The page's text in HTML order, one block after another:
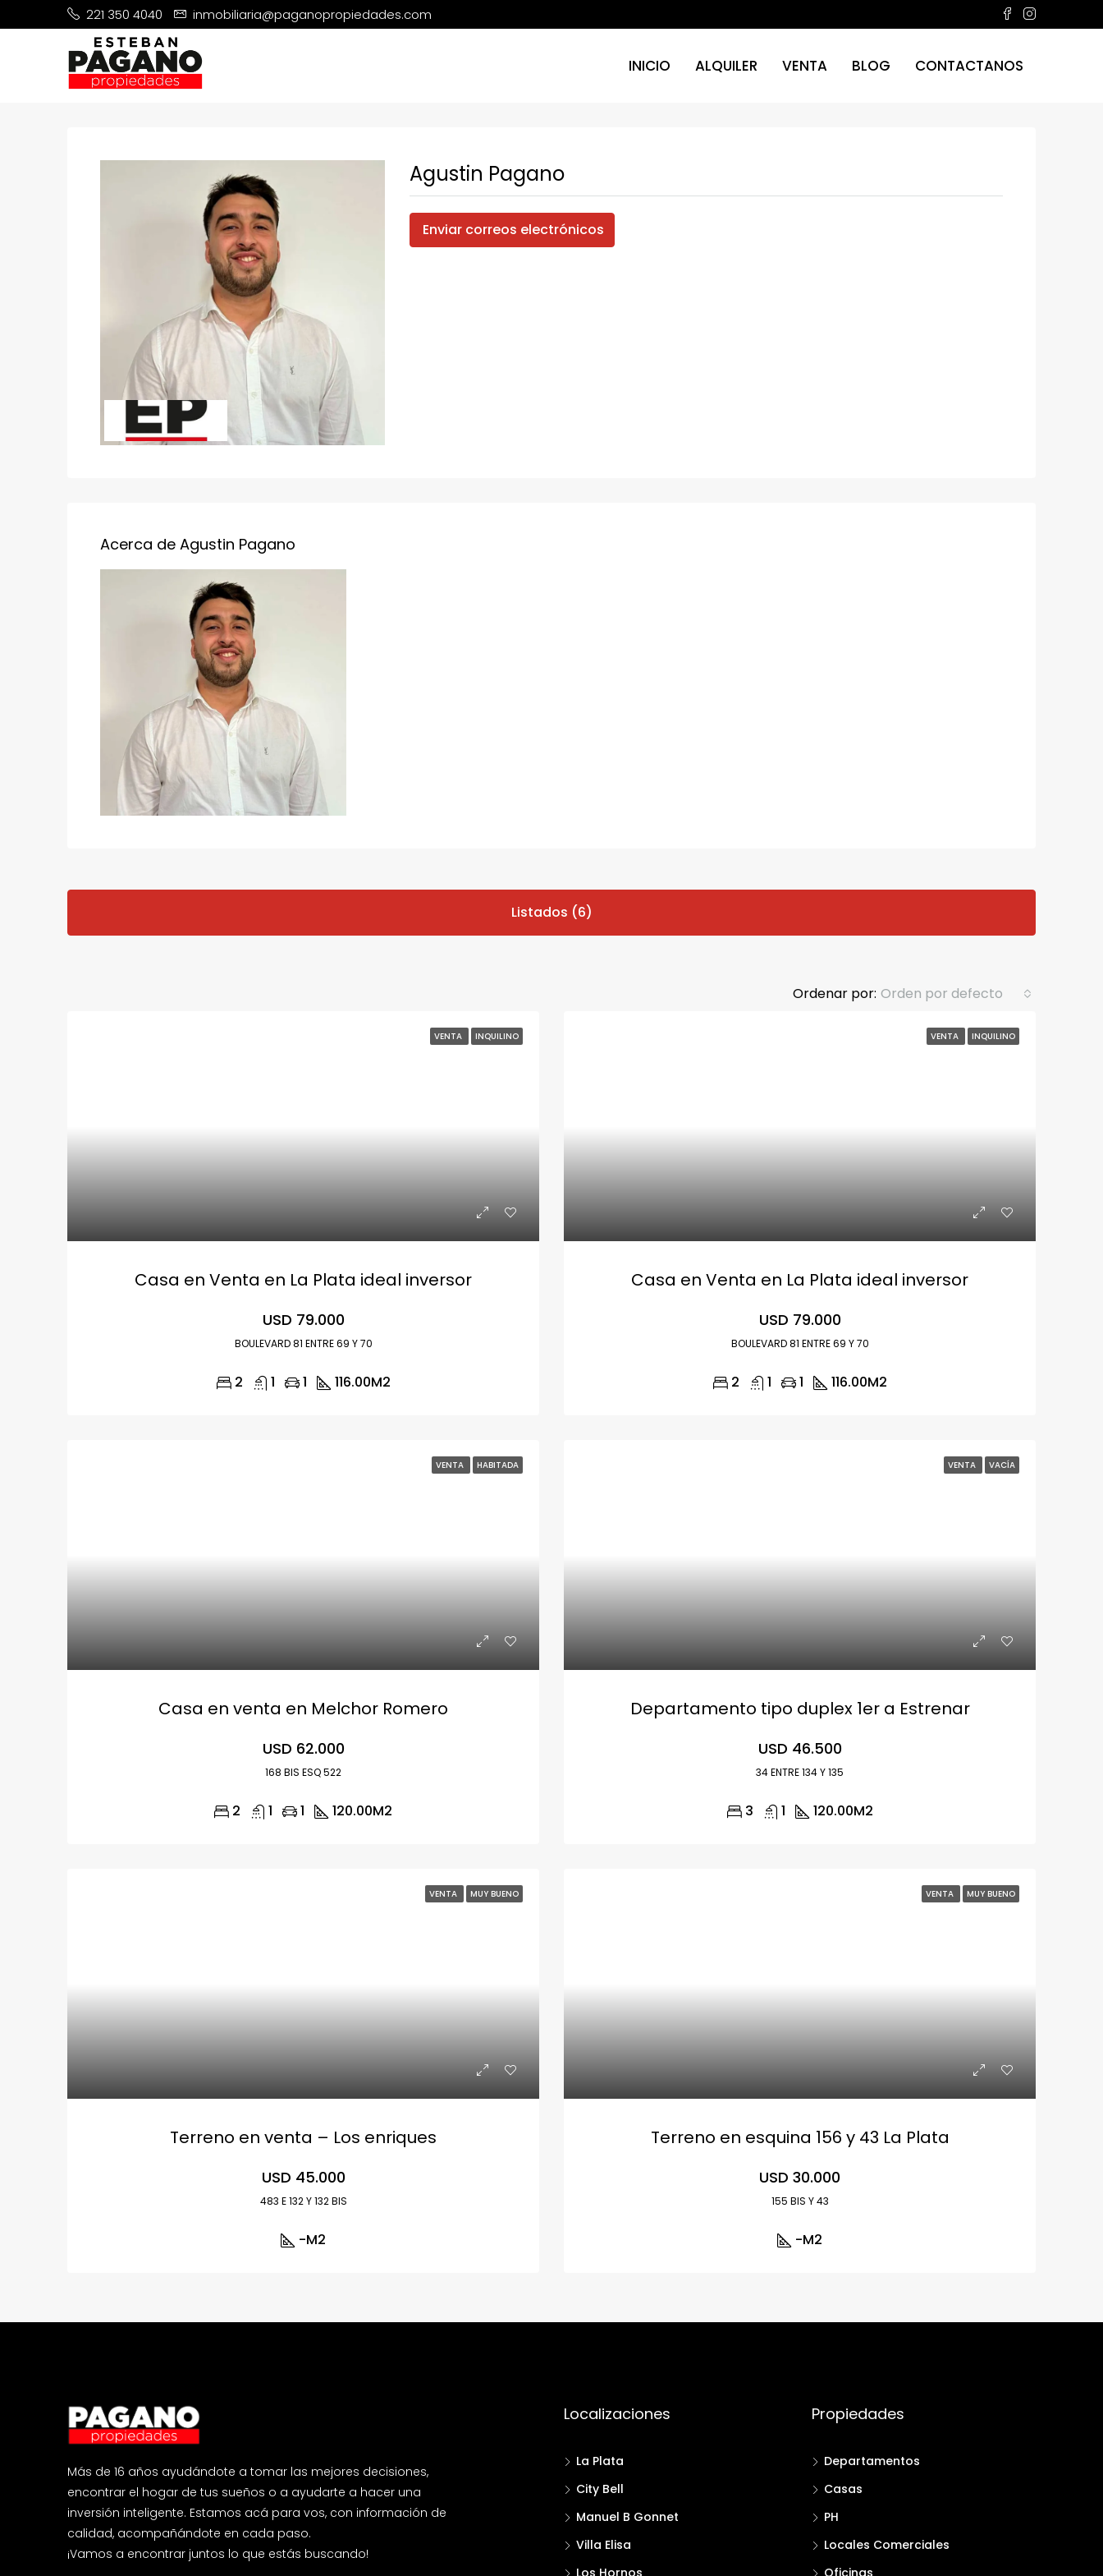
221 350 4040 inmobiliaria@paganopropiedades.com
INICIO ALQUILER VENTA BLOG CONTACTANOS
Agustin Pagano
Enviar correos electrónicos
Acerca de Agustin Pagano
Listados (6)
Ordenar por: Orden por defecto
VENTA INQUILINO
Casa en Venta en La Plata ideal inversor
USD 79.000
BOULEVARD 81 ENTRE 69 Y 70
2 1 1 116.00M2
VENTA INQUILINO
Casa en Venta en La Plata ideal inversor
USD 79.000
BOULEVARD 81 ENTRE 69 Y 70
2 1 1 116.00M2
VENTA HABITADA
Casa en venta en Melchor Romero
USD 62.000
168 BIS ESQ 522
2 1 1 120.00M2
VENTA VACÍA
Departamento tipo duplex 1er a Estrenar
USD 46.500
34 ENTRE 134 Y 135
3 1 120.00M2
VENTA MUY BUENO
Terreno en venta – Los enriques
USD 45.000
483 E 132 Y 132 BIS
-M2
VENTA MUY BUENO
Terreno en esquina 156 y 43 La Plata
USD 30.000
155 BIS Y 43
-M2
Más de 16 años ayudándote a tomar las mejores decisiones,
encontrar el hogar de tus sueños o a ayudarte a hacer una
inversión inteligente. Estamos acá para vos, con información de
calidad, acompañándote en cada paso.
¡Vamos a encontrar juntos lo que estás buscando!
Localizaciones
La Plata
City Bell
Manuel B Gonnet
Villa Elisa
Los Hornos
Propiedades
Departamentos
Casas
PH
Locales Comerciales
Oficinas